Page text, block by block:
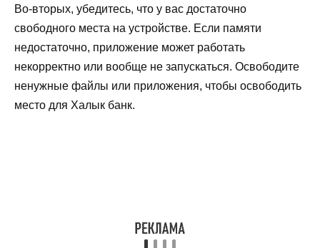
Во-вторых, убедитесь, что у вас достаточно
свободного места на устройстве. Если памяти
недостаточно, приложение может работать
некорректно или вообще не запускаться. Освободите
ненужные файлы или приложения, чтобы освободить
место для Халык банк.